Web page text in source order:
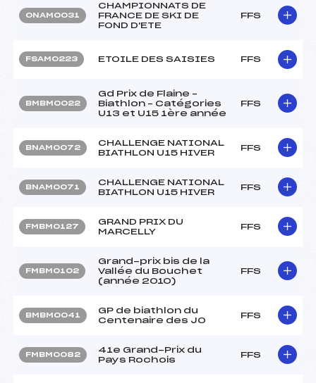
ONAM0031
CHAMPIONNATS DE
FRANCE DE SKI DE
FOND D'ETE
FFS
FSAM0223 ETOILE DES SAISIES FFS
BMBM0022
Gd Prix de Flaine –
Biathlon – Catégories
U13 et U15 1ère année
FFS
BNAM0072
CHALLENGE NATIONAL
BIATHLON U15 HIVER
FFS
BNAM0071
CHALLENGE NATIONAL
BIATHLON U15 HIVER
FFS
FMBM0127
GRAND PRIX DU
MARCELLY
FFS
FMBM0102
Grand-prix bis de la
Vallée du Bouchet
(année 2010)
FFS
BMBM0041
GP de biathlon du
Centenaire des JO
FFS
FMBM0082
41e Grand-Prix du
Pays Rochois
FFS